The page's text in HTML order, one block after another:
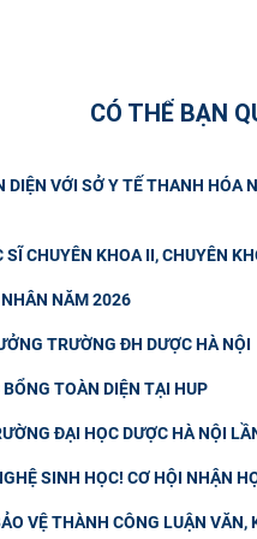
CÓ THỂ BẠN
VỚI SỞ Y TẾ THANH
CHUYÊN KHOA II, CHUYÊN
NHÂN NĂM 2026
TRƯỜNG ĐH DƯỢC HÀ NỘI
TOÀN DIỆN TẠI HUP
ĐẠI HỌC DƯỢC HÀ NỘI
SINH HỌC! CƠ HỘI NHẬN
VỆ THÀNH CÔNG LUẬN